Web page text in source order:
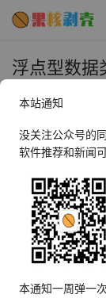
浮点型数据
2023年8月22日
在数据类型中
或近似值的数
应不同的精度
包括占用内存
float数据类型
本站通知
没关注公众号的
软件推荐和新闻
本通知一周弹一